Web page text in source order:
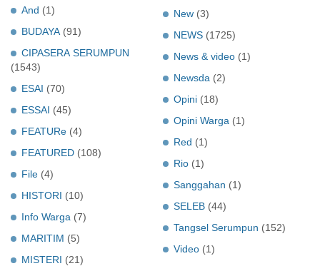
And (1)
BUDAYA (91)
CIPASERA SERUMPUN
(1543)
ESAI (70)
ESSAI (45)
FEATURe (4)
FEATURED (108)
File (4)
HISTORI (10)
Info Warga (7)
MARITIM (5)
MISTERI (21)
New (3)
NEWS (1725)
News & video (1)
Newsda (2)
Opini (18)
Opini Warga (1)
Red (1)
Rio (1)
Sanggahan (1)
SELEB (44)
Tangsel Serumpun (152)
Video (1)